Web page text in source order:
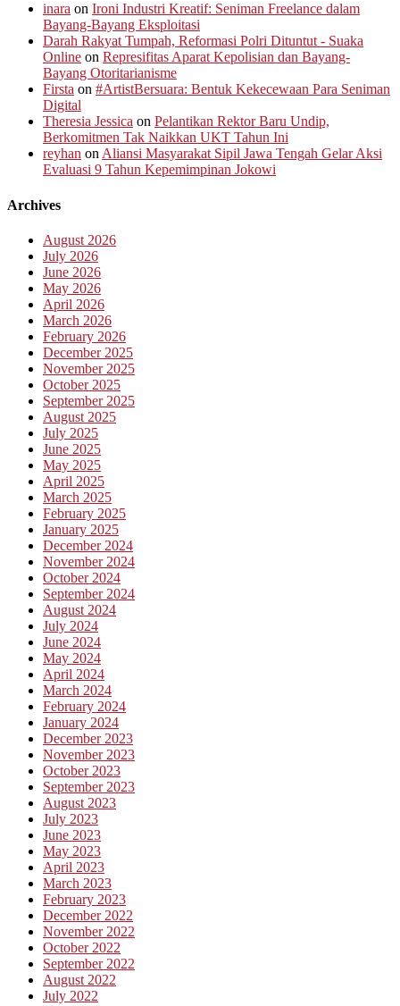
inara on Ironi Industri Kreatif: Seniman Freelance dalam
Bayang-Bayang Eksploitasi
Darah Rakyat Tumpah, Reformasi Polri Dituntut - Suaka
Online on Represifitas Aparat Kepolisian dan Bayang-
Bayang Otoritarianisme
Firsta on #ArtistBersuara: Bentuk Kekecewaan Para Seniman
Digital
Theresia Jessica on Pelantikan Rektor Baru Undip,
Berkomitmen Tak Naikkan UKT Tahun Ini
reyhan onAliansi Masyarakat Sipil Jawa Tengah Gelar Aksi
Evaluasi 9 Tahun Kepemimpinan Jokowi
Archives
August 2026
July 2026
June 2026
May 2026
April 2026
March 2026
February 2026
December 2025
November 2025
October 2025
September 2025
August 2025
July 2025
June 2025
May 2025
April 2025
March 2025
February 2025
January 2025
December 2024
November 2024
October 2024
September 2024
August 2024
July 2024
June 2024
May 2024
April 2024
March 2024
February 2024
January 2024
December 2023
November 2023
October 2023
September 2023
August 2023
July 2023
June 2023
May 2023
April 2023
March 2023
February 2023
December 2022
November 2022
October 2022
September 2022
August 2022
July 2022